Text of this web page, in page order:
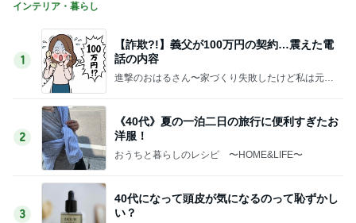
インテリア・暮らし
1
【詐欺?!】義父が100万円の契約…震えた電
話の内容
進撃のおはるさん〜家づくり失敗したけど私は元気
2
《40代》夏の一泊二日の旅行に便利すぎたお
洋服！
おうちと暮らしのレシピ 〜HOME&LIFE〜
3
40代になって頭皮が気になるのって恥ずかし
い？